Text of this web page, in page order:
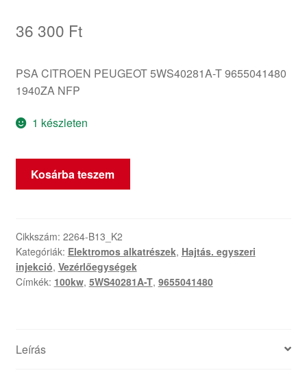
36 300 Ft
PSA CITROEN PEUGEOT 5WS40281A-T 9655041480
1940ZA NFP
1 készleten
ECU
Siemens
2.0
HDI
9655041480
mennyiség
Kosárba teszem
Cikkszám: 2264-B13_K2
Kategóriák: Elektromos alkatrészek, Hajtás. egyszeri
injekció, Vezérlőegységek
Címkék: 100kw, 5WS40281A-T, 9655041480
Leírás